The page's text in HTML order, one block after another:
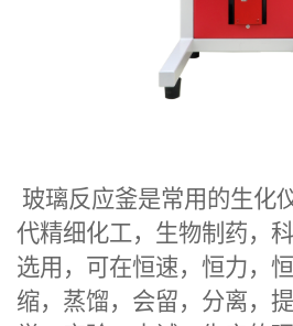
玻璃反应釜是常用的生化
代精细化工，生物制药，
选用，可在恒速，恒力，
缩，蒸馏，会留，分离，